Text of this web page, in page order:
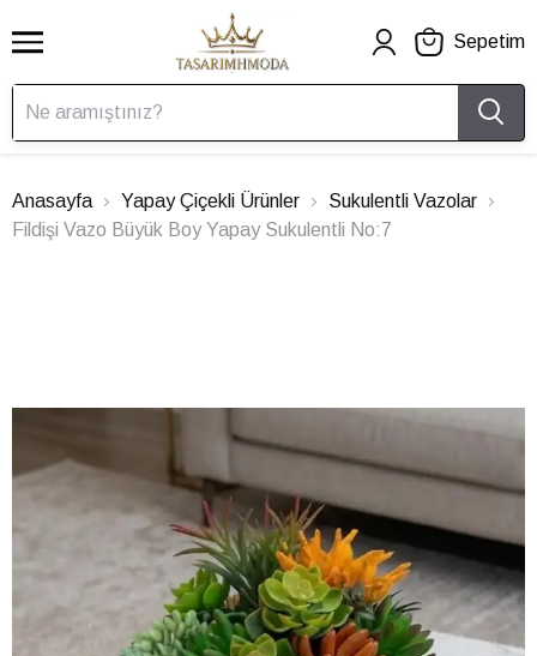
Sepetim
Anasayfa Yapay Çiçekli Ürünler
Sukulentli Vazolar
Fildişi Vazo Büyük Boy Yapay Sukulentli No:7